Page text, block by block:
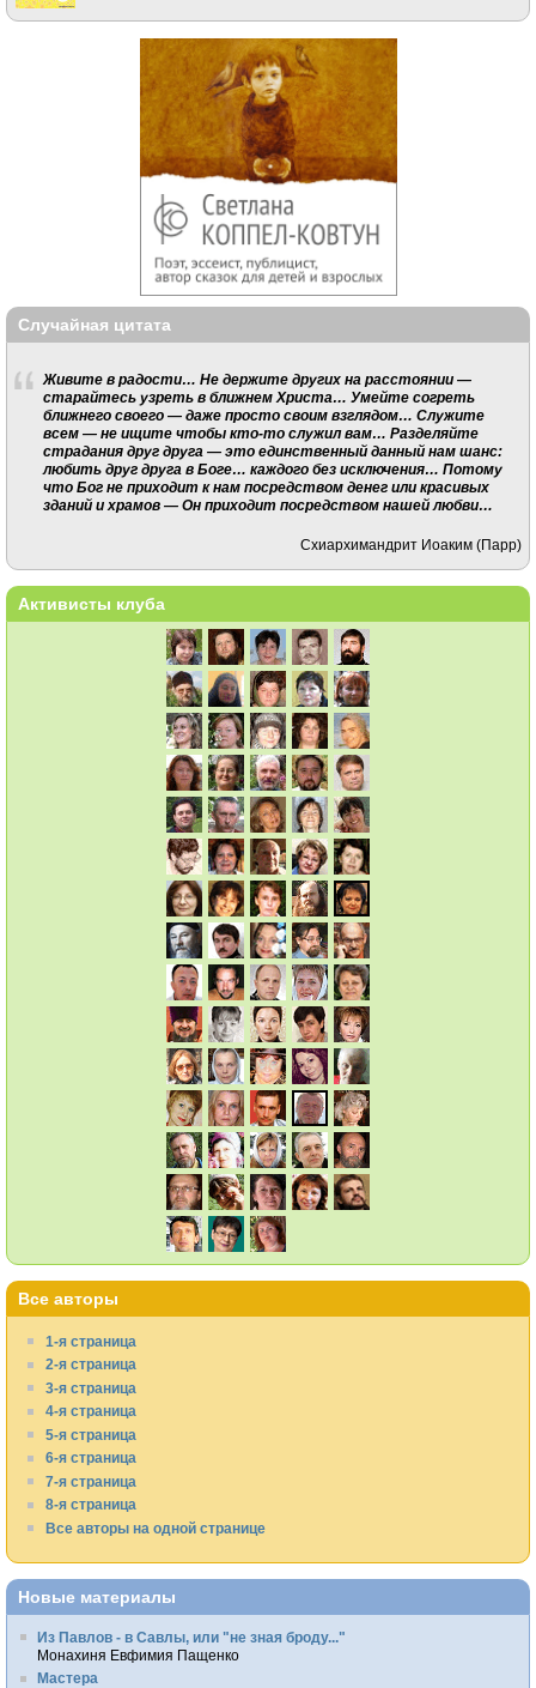
Случайная цитата
Живите в радости… Не держите других на расстоянии —
старайтесь узреть в ближнем Христa… Умейте согреть
ближнего своего — даже просто своим взглядом… Служите
всем — не ищите чтобы кто-то служил вам… Разделяйте
страдания друг друга — это единственный данный нам шанс:
любить друг друга в Боге… каждого без исключения… Потому
что Бог не приходит к нам посредством денег или красивых
зданий и храмов — Он приходит посредством нашей любви…
Схиархимандрит Иоаким (Парр)
Активисты клуба
Все авторы
1-я страница
2-я страница
3-я страница
4-я страница
5-я страница
6-я страница
7-я страница
8-я страница
Все авторы на одной странице
Новые материалы
Из Павлов - в Савлы, или "не зная броду..."
Монахиня Евфимия Пащенко
Мастера